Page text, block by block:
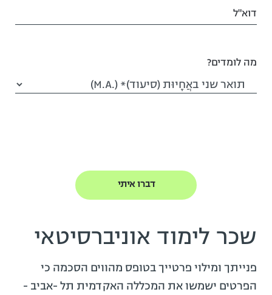
דוא"ל
מה לומדים?
שכר לימוד אוניברסיטאי
פנייתך ומילוי פרטייך בטופס מהווים הסכמה כי
הפרטים ישמשו את המכללה האקדמית תל -אביב -